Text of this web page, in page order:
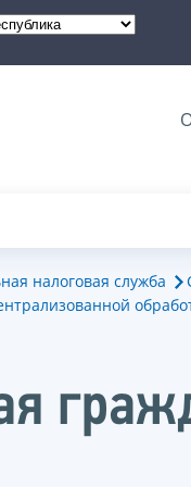
налоговая служба